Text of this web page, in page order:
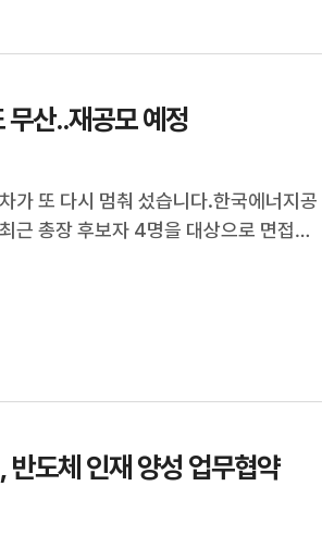
무산..재공모 예정
가 또 다시 멈춰 섰습니다.한국에너지공
근 총장 후보자 4명을 대상으로 면접을
추진할 예정입니다.한국에너지공대는
도체 인재 양성 업무협약